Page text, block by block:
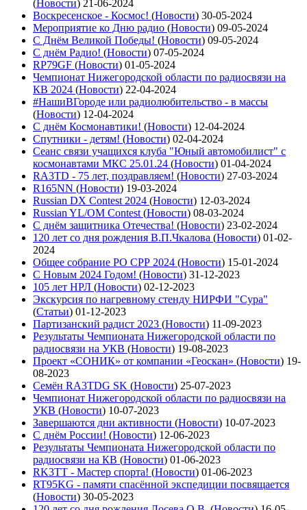
(Новости) 21-06-2024
Воскресенское - Космос! (Новости) 30-05-2024
Мероприятие ко Дню радио (Новости) 09-05-2024
С Днём Великой Победы! (Новости) 09-05-2024
С днём Радио! (Новости) 07-05-2024
RP79GF (Новости) 01-05-2024
Чемпионат Нижегородской области по радиосвязи на
КВ 2024 (Новости) 22-04-2024
#НашиВГороде или радиолюбительство - в массы
(Новости) 12-04-2024
С днём Космонавтики! (Новости) 12-04-2024
Спутники - детям! (Новости) 02-04-2024
Сеанс связи учащихся клуба "Юный автомобилист" с
космонавтами МКС 25.01.24 (Новости) 01-04-2024
RA3TD - 75 лет, поздравляем! (Новости) 27-03-2024
R165NN (Новости) 19-03-2024
Russian DX Contest 2024 (Новости) 12-03-2024
Russian YL/OM Contest (Новости) 08-03-2024
С днём защитника Отечества! (Новости) 23-02-2024
120 лет со дня рождения В.П.Чкалова (Новости) 01-02-
2024
Общее собрание РО СРР 2024 (Новости) 15-01-2024
С Новым 2024 Годом! (Новости) 31-12-2023
105 лет НРЛ (Новости) 02-12-2023
Экскурсия по нагревному стенду НИРФИ "Сура"
(Статьи) 01-12-2023
Партизанский радист 2023 (Новости) 11-09-2023
Результаты Чемпионата Нижегородской области по
радиосвязи на УКВ (Новости) 19-08-2023
Проект «СОНИК» от компании «Геоскан» (Новости) 19-
08-2023
Семён RA3TDG SK (Новости) 25-07-2023
Чемпионат Нижегородской области по радиосвязи на
УКВ (Новости) 10-07-2023
Завершаются дни активности (Новости) 10-07-2023
С днём России! (Новости) 12-06-2023
Результаты Чемпионата Нижегородской области по
радиосвязи на КВ (Новости) 01-06-2023
RK3TT - Мастер спорта! (Новости) 01-06-2023
RT95KG - памяти спасённой экспедиции посвящается
(Новости) 30-05-2023